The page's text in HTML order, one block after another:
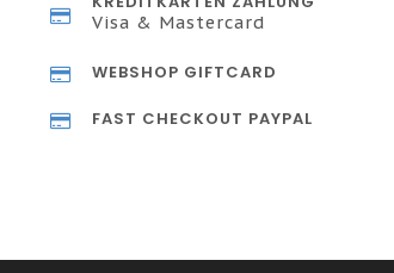
Visa & Mastercard
WEBSHOP GIFTCARD
FAST CHECKOUT PAYPAL